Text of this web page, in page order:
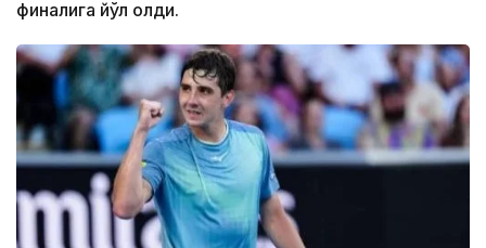
финалига йўл олди.